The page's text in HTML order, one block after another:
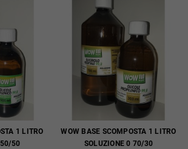
1 LITRO
50/50
WOW BASE SCOMPOSTA 1 LITRO
SOLUZIONE 0 70/30